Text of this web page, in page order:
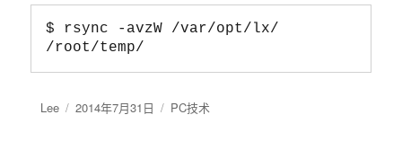
$ rsync -avzW /var/opt/lx/
/root/temp/
作
Lee
发
2014年7月31日
分
PC技术